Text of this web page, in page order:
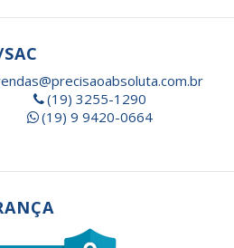
(19) 3255-1290
(19) 9 9420-0664